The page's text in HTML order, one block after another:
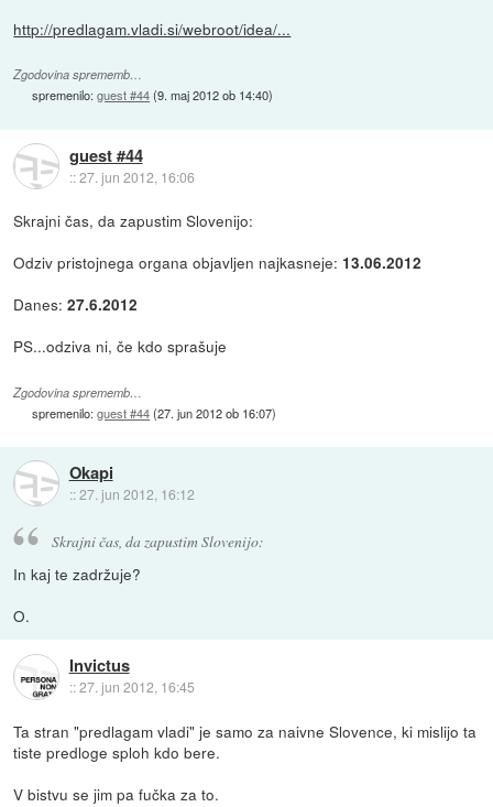
http://predlagam.vladi.si/webroot/idea/...
Zgodovina sprememb…
spremenilo:guest #44(9. maj 2012 ob 14:40)
guest #44
::27. jun 2012, 16:06
Skrajni čas, da zapustim Slovenijo:
Odziv pristojnega organa objavljen najkasneje: 13.06.2012
Danes:27.6.2012
PS...odziva ni, če kdo sprašuje
Zgodovina sprememb…
spremenilo:guest #44(27. jun 2012 ob 16:07)
Okapi
::27. jun 2012, 16:12
Skrajni čas, da zapustim Slovenijo:
In kaj te zadržuje?
O.
Invictus
::27. jun 2012, 16:45
Ta stran "predlagam vladi" je samo za naivne Slovence, ki mislijo ta
tiste predloge sploh kdo bere.
V bistvu se jim pa fučka za to.